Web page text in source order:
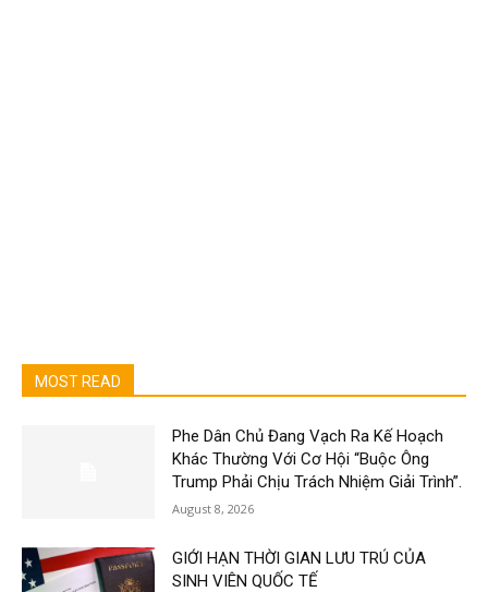
MOST READ
Phe Dân Chủ Đang Vạch Ra Kế Hoạch
Khác Thường Với Cơ Hội “Buộc Ông
Trump Phải Chịu Trách Nhiệm Giải Trình”.
August 8, 2026
GIỚI HẠN THỜI GIAN LƯU TRÚ CỦA
SINH VIÊN QUỐC TẾ